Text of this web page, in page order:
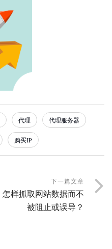
代理 代理服务器
购买IP
下一篇文章
怎样抓取网站数据而不
被阻止或误导？